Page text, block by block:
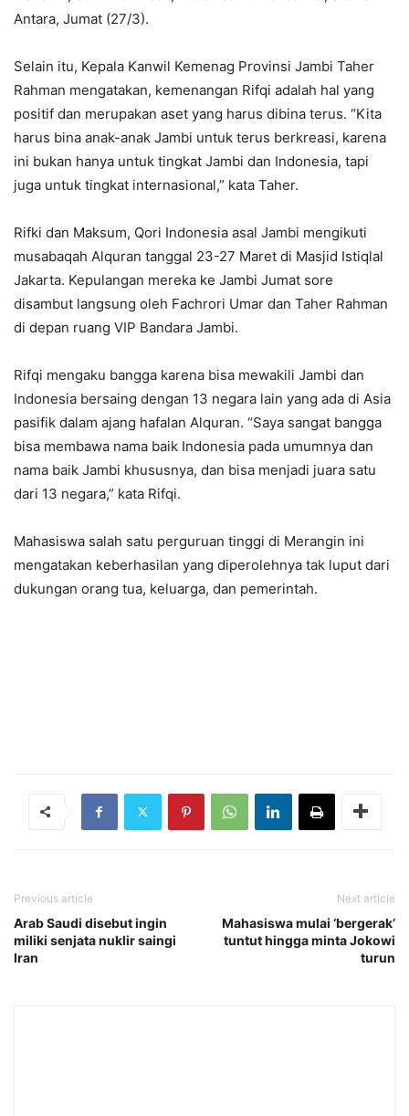
Antara, Jumat (27/3).
Selain itu, Kepala Kanwil Kemenag Provinsi Jambi Taher
Rahman mengatakan, kemenangan Rifqi adalah hal yang
positif dan merupakan aset yang harus dibina terus. “Kita
harus bina anak-anak Jambi untuk terus berkreasi, karena
ini bukan hanya untuk tingkat Jambi dan Indonesia, tapi
juga untuk tingkat internasional,” kata Taher.
Rifki dan Maksum, Qori Indonesia asal Jambi mengikuti
musabaqah Alquran tanggal 23-27 Maret di Masjid Istiqlal
Jakarta. Kepulangan mereka ke Jambi Jumat sore
disambut langsung oleh Fachrori Umar dan Taher Rahman
di depan ruang VIP Bandara Jambi.
Rifqi mengaku bangga karena bisa mewakili Jambi dan
Indonesia bersaing dengan 13 negara lain yang ada di Asia
pasifik dalam ajang hafalan Alquran. “Saya sangat bangga
bisa membawa nama baik Indonesia pada umumnya dan
nama baik Jambi khususnya, dan bisa menjadi juara satu
dari 13 negara,” kata Rifqi.
Mahasiswa salah satu perguruan tinggi di Merangin ini
mengatakan keberhasilan yang diperolehnya tak luput dari
dukungan orang tua, keluarga, dan pemerintah.
Previous article
Arab Saudi disebut ingin
miliki senjata nuklir saingi
Iran
Next article
Mahasiswa mulai ‘bergerak’
tuntut hingga minta Jokowi
turun